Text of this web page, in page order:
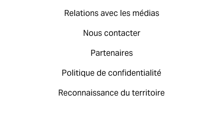
Relations avec les médias
Nous contacter
Partenaires
Politique de confidentialité
Reconnaissance du territoire